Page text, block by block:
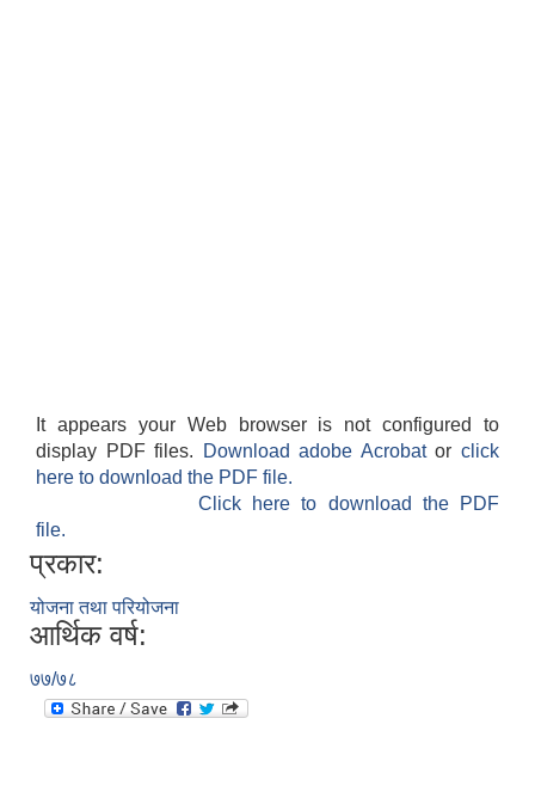
It appears your Web browser is not configured to
display PDF files.
Download adobe Acrobatorclick
here to download the PDF file.
Click here to download the PDF
file.
प्रकार:
योजना तथा परियोजना
आर्थिक वर्ष:
७७/७८